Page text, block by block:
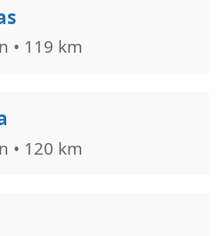
• 119 km
• 120 km